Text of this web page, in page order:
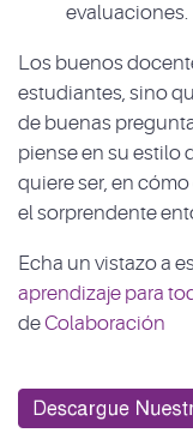
evaluaciones.
Los buenos
estudiantes, sino
de buenas
piense en su estilo
quiere ser, en
el sorprendente
Echa un vistazo a
aprendizaje para
deColaboración